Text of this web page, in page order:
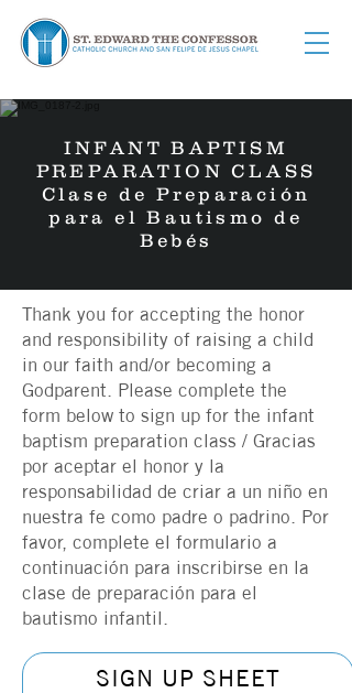
INFANT BAPTISM
PREPARATION CLASS
Clase de Preparación
para el Bautismo de
Bebés
Thank you for accepting the honor
and responsibility of raising a child
in our faith and/or becoming a
Godparent. Please complete the
form below to sign up for the infant
baptism preparation class / Gracias
por aceptar el honor y la
responsabilidad de criar a un niño en
nuestra fe como padre o padrino. Por
favor, complete el formulario a
continuación para inscribirse en la
clase de preparación para el
bautismo infantil.
SIGN UP SHEET